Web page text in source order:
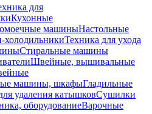
для
Кухонные
машиныНастольные
Техника для ухода
Стиральные машины
Швейные, вышивальные
машины, шкафыГладильные
удаления катышковСушилки
оборудованиеВарочные